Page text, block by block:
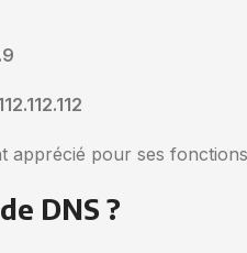
apprécié pour ses
DNS ?